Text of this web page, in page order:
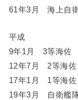
61年3月 海上自衛
平成
9年1月 3等海佐
12年7月 2等海佐
17年1月 1等海佐
19年3月 自衛艦